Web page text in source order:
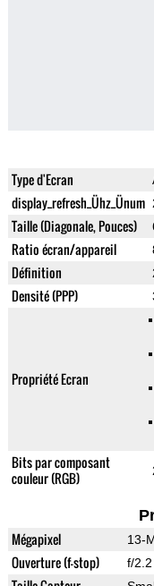
Type d'Ecran
display_refresh_Ühz_Ünum
Taille (Diagonale, Pouces)
Ratio écran/appareil
Définition
Densité (PPP)
Propriété Ecran
Bits par composant
couleur (RGB)
Mégapixel 13-
Ouverture (f-stop) f/2.2